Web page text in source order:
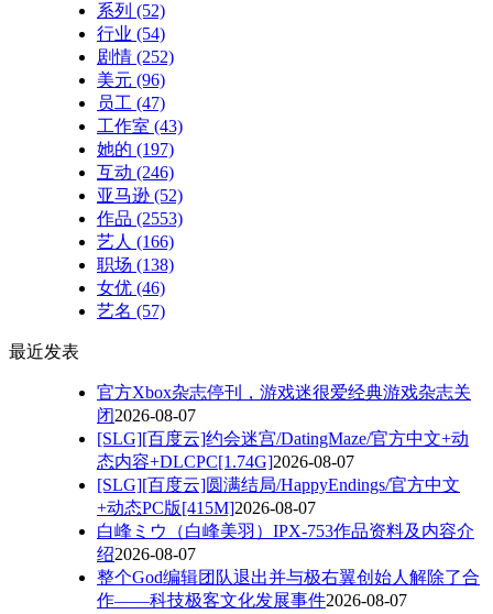
系列 (52)
行业 (54)
剧情 (252)
美元 (96)
员工 (47)
工作室 (43)
她的 (197)
互动 (246)
亚马逊 (52)
作品 (2553)
艺人 (166)
职场 (138)
女优 (46)
艺名 (57)
最近发表
官方Xbox杂志停刊，游戏迷很爱经典游戏杂志关
闭2026-08-07
[SLG][百度云]约会迷宫/DatingMaze/官方中文+动
态内容+DLCPC[1.74G]2026-08-07
[SLG][百度云]圆满结局/HappyEndings/官方中文
+动态PC版[415M]2026-08-07
白峰ミウ（白峰美羽）IPX-753作品资料及内容介
绍2026-08-07
整个God编辑团队退出并与极右翼创始人解除了合
作——科技极客文化发展事件2026-08-07